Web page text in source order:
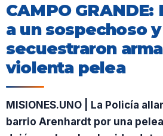
CAMPO
a un sospechoso y
secuestraron
violenta pelea
MISIONES.UNO | La Policía
barrio Arenhardt por una